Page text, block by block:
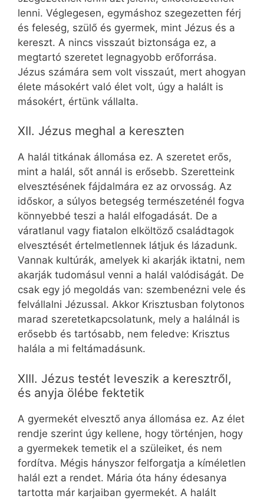
lenni. Véglegesen, egymáshoz szegezetten férj
és feleség, szülő és gyermek, mint Jézus és a
kereszt. A nincs visszaút biztonsága ez, a
megtartó szeretet legnagyobb erőforrása.
Jézus számára sem volt visszaút, mert ahogyan
élete másokért való élet volt, úgy a halált is
másokért, értünk vállalta.
XII. Jézus meghal a kereszten
A halál titkának állomása ez. A szeretet erős,
mint a halál, sőt annál is erősebb. Szeretteink
elvesztésének fájdalmára ez az orvosság. Az
időskor, a súlyos betegség természeténél fogva
könnyebbé teszi a halál elfogadását. De a
váratlanul vagy fiatalon elköltöző családtagok
elvesztését értelmetlennek látjuk és lázadunk.
Vannak kultúrák, amelyek ki akarják iktatni, nem
akarják tudomásul venni a halál valódiságát. De
csak egy jó megoldás van: szembenézni vele és
felvállalni Jézussal. Akkor Krisztusban folytonos
marad szeretetkapcsolatunk, mely a halálnál is
erősebb és tartósabb, nem feledve: Krisztus
halála a mi feltámadásunk.
XIII. Jézus testét leveszik a keresztről,
és anyja ölébe fektetik
A gyermekét elvesztő anya állomása ez. Az élet
rendje szerint úgy kellene, hogy történjen, hogy
a gyermekek temetik el a szüleiket, és nem
fordítva. Mégis hányszor felforgatja a kíméletlen
halál ezt a rendet. Mária óta hány édesanya
tartotta már karjaiban gyermekét. A halált